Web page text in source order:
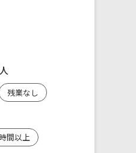
残業なし
間以上